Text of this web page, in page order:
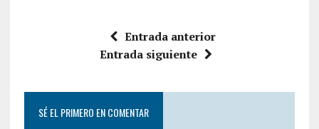
Entrada anterior
Entrada siguiente
SÉ EL PRIMERO EN COMENTAR